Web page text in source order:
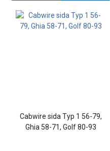
Cabwire sida Typ 1 56-79,
Ghia 58-71, Golf 80-93